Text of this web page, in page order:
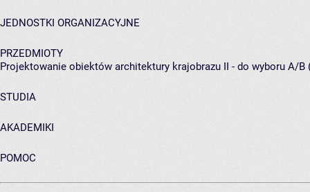
JEDNOSTKI ORGANIZACYJNE
PRZEDMIOTY
Projektowanie obiektów architektury krajobrazu II - do wyboru A/B
STUDIA
AKADEMIKI
POMOC